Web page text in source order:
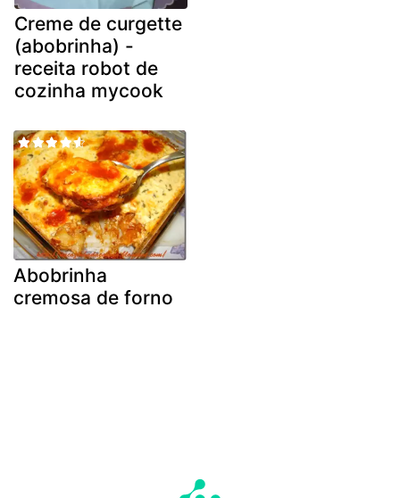
Creme de curgette
(abobrinha) -
receita robot de
cozinha mycook
Abobrinha
cremosa de forno